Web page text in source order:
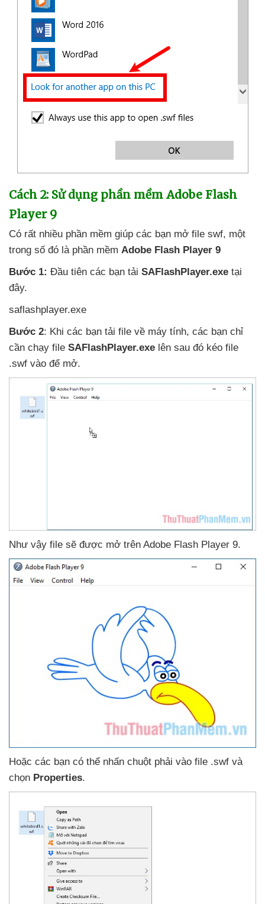
Cách 2: Sử dụng phần mềm Adobe Flash
Player 9
Có rất nhiều phần mềm giúp các bạn mở file swf, một
trong số đó là phần mềm Adobe Flash Player 9
Bước 1: Đầu tiên các bạn tải SAFlashPlayer.exe tại
đây.
saflashplayer.exe
Bước 2: Khi các bạn tải file về máy tính, các bạn chỉ
cần chạy file SAFlashPlayer.exe lên sau đó kéo file
.swf vào để mở.
Như vậy file sẽ được mở trên Adobe Flash Player 9.
Hoặc các bạn có thể nhấn chuột phải vào file .swf và
chọn Properties.